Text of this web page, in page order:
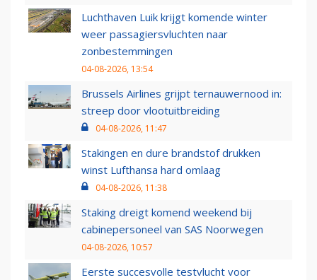
Luchthaven Luik krijgt komende winter
weer passagiersvluchten naar
zonbestemmingen
04-08-2026, 13:54
Brussels Airlines grijpt ternauwernood in:
streep door vlootuitbreiding
04-08-2026, 11:47
Stakingen en dure brandstof drukken
winst Lufthansa hard omlaag
04-08-2026, 11:38
Staking dreigt komend weekend bij
cabinepersoneel van SAS Noorwegen
04-08-2026, 10:57
Eerste succesvolle testvlucht voor